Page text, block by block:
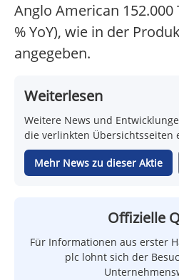
Anglo American
% YoY), wie in der
angegeben.
Weiterlesen
Weitere News und
die verlinkten Übersichtsseiten
Mehr News zu dieser Aktie
Offizielle
Für Informationen aus erster
plc lohnt sich der